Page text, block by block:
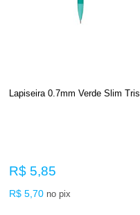
Lapiseira 0.7mm Verde Slim Tris
R$ 5,85
R$ 5,70 no pix